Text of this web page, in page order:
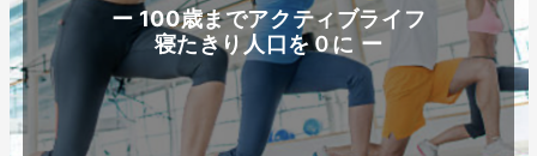
ー 100歳までアクティブライフ
寝たきり人口を０に ー